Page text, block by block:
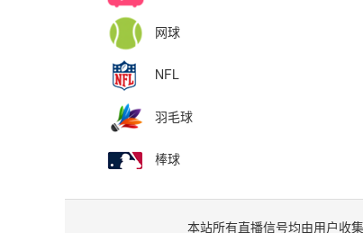
网球
NFL
羽毛球
棒球
本站所有直播信号均由用户收